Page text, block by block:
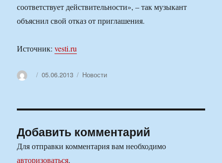
соответствует действительности», – так музыкант
объяснил свой отказ от приглашения.
Источник:vesti.ru
АвторОпубликовано
05.06.2013 Рубрики
Новости
Добавить комментарий
Для отправки комментария вам необходимо
авторизоваться.